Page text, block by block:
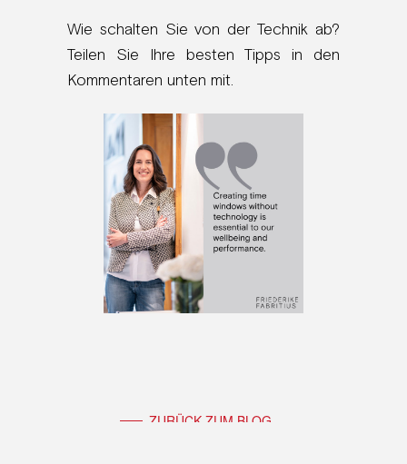
Wie schalten Sie von der Technik ab?
Teilen Sie Ihre besten Tipps in den
Kommentaren unten mit.
ZURÜCK ZUM BLOG